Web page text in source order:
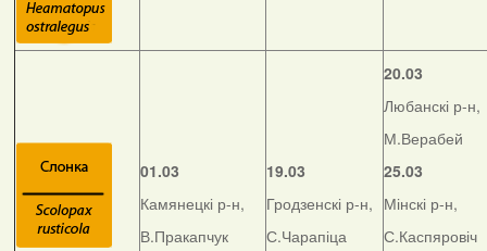
01.03
Камянецкі р-н,
В.Пракапчук
19.03
Гродзенскі р-н,
С.Чарапіца
20.03
Любанскі р-н,
М.Верабей
25.03
Мінскі р-н,
С.Каспяровіч